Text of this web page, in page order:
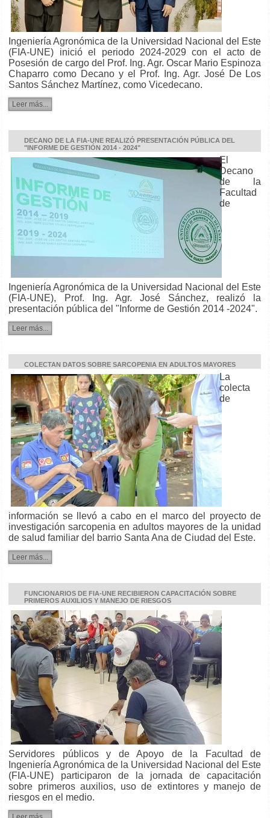
Ingeniería Agronómica de la Universidad Nacional del Este
(FIA-UNE) inició el periodo 2024-2029 con el acto de
Posesión de cargo del Prof. Ing. Agr. Oscar Mario Espinoza
Chaparro como Decano y el Prof. Ing. Agr. José De Los
Santos Sánchez Martínez, como Vicedecano.
Leer más...
DECANO DE LA FIA-UNE REALIZÓ PRESENTACIÓN PÚBLICA DEL
"INFORME DE GESTIÓN 2014 - 2024"
El
Decano
de la
Facultad
de
Ingeniería Agronómica de la Universidad Nacional del Este
(FIA-UNE), Prof. Ing. Agr. José Sánchez, realizó la
presentación pública del "Informe de Gestión 2014 -2024".
Leer más...
COLECTAN DATOS SOBRE SARCOPENIA EN ADULTOS MAYORES
La
colecta
de
información se llevó a cabo en el marco del proyecto de
investigación sarcopenia en adultos mayores de la unidad
de salud familiar del barrio Santa Ana de Ciudad del Este.
Leer más...
FUNCIONARIOS DE FIA-UNE RECIBIERON CAPACITACIÓN SOBRE
PRIMEROS AUXILIOS Y MANEJO DE RIESGOS
Servidores públicos y de Apoyo de la Facultad de
Ingeniería Agronómica de la Universidad Nacional del Este
(FIA-UNE) participaron de la jornada de capacitación
sobre primeros auxilios, uso de extintores y manejo de
riesgos en el medio.